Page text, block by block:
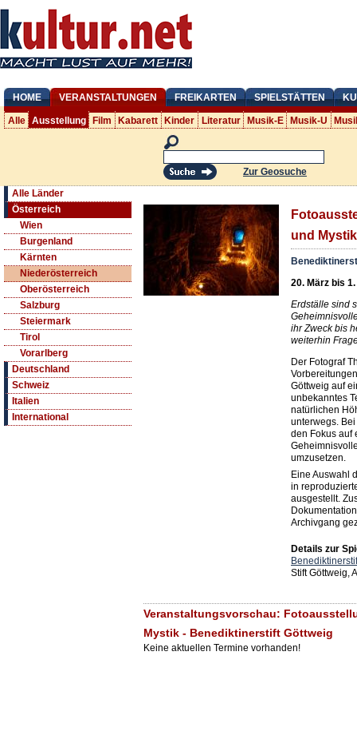
HOME VERANSTALTUNGEN FREIKARTEN SPIELSTÄTTEN
Alle Ausstellung Film Kabarett Kinder Literatur Musik-E Musik-U
Zur Geosuche
Alle Länder
Österreich
Wien
Burgenland
Kärnten
Niederösterreich
Oberösterreich
Salzburg
Steiermark
Tirol
Vorarlberg
Deutschland
Schweiz
Italien
International
und Mystik
20. März bis
Erdställe sind
ihr Zweck bis
weiterhin
Der Fotograf
Göttweig auf
unbekanntes
natürlichen
unterwegs.
den Fokus auf
umzusetzen.
Eine Auswahl
in
ausgestellt.
Archivgang
Details zur
Stift Göttweig,
Veranstaltungsvorschau:
Mystik - Benediktinerstift Göttweig
Keine aktuellen Termine vorhanden!